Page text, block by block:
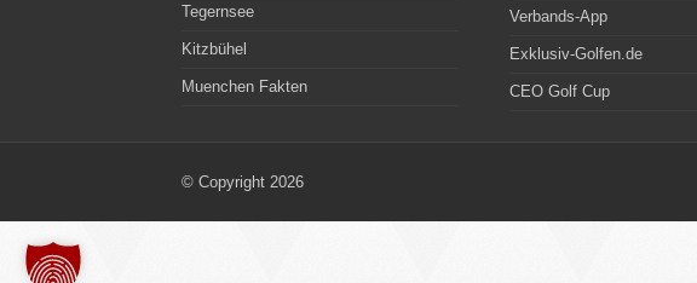
Tegernsee
Kitzbühel
Muenchen Fakten
Verbands-App
Exklusiv-Golfen.de
CEO Golf Cup
© Copyright 2026